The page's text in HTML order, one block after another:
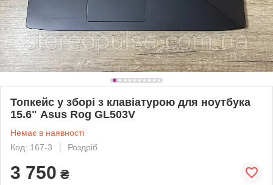
Топкейс у зборі з клавіатурою для ноутбука
15.6" Asus Rog GL503V
Немає в наявності
Код: 167-3
Роздріб
3 750 ₴